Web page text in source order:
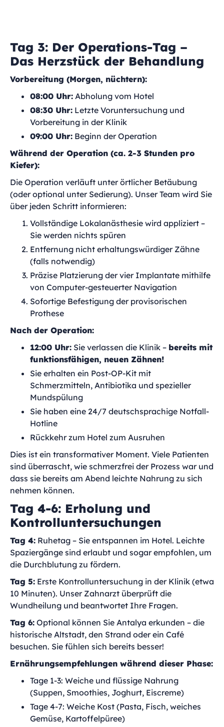
Tag 3: Der Operations-Tag –
Das Herzstück der Behandlung
Vorbereitung (Morgen, nüchtern):
08:00 Uhr: Abholung vom Hotel
08:30 Uhr: Letzte Voruntersuchung und
Vorbereitung in der Klinik
09:00 Uhr: Beginn der Operation
Während der Operation (ca. 2-3 Stunden pro
Kiefer):
Die Operation verläuft unter örtlicher Betäubung
(oder optional unter Sedierung). Unser Team wird Sie
über jeden Schritt informieren:
Vollständige Lokalanästhesie wird appliziert –
Sie werden nichts spüren
Entfernung nicht erhaltungswürdiger Zähne
(falls notwendig)
Präzise Platzierung der vier Implantate mithilfe
von Computer-gesteuerter Navigation
Sofortige Befestigung der provisorischen
Prothese
Nach der Operation:
12:00 Uhr: Sie verlassen die Klinik – bereits mit
funktionsfähigen, neuen Zähnen!
Sie erhalten ein Post-OP-Kit mit
Schmerzmitteln, Antibiotika und spezieller
Mundspülung
Sie haben eine 24/7 deutschsprachige Notfall-
Hotline
Rückkehr zum Hotel zum Ausruhen
Dies ist ein transformativer Moment. Viele Patienten
sind überrascht, wie schmerzfrei der Prozess war und
dass sie bereits am Abend leichte Nahrung zu sich
nehmen können.
Tag 4-6: Erholung und
Kontrolluntersuchungen
Tag 4: Ruhetag – Sie entspannen im Hotel. Leichte
Spaziergänge sind erlaubt und sogar empfohlen, um
die Durchblutung zu fördern.
Tag 5: Erste Kontrolluntersuchung in der Klinik (etwa
10 Minuten). Unser Zahnarzt überprüft die
Wundheilung und beantwortet Ihre Fragen.
Tag 6: Optional können Sie Antalya erkunden – die
historische Altstadt, den Strand oder ein Café
besuchen. Sie fühlen sich bereits besser!
Ernährungsempfehlungen während dieser Phase:
Tage 1-3: Weiche und flüssige Nahrung
(Suppen, Smoothies, Joghurt, Eiscreme)
Tage 4-7: Weiche Kost (Pasta, Fisch, weiches
Gemüse, Kartoffelpüree)